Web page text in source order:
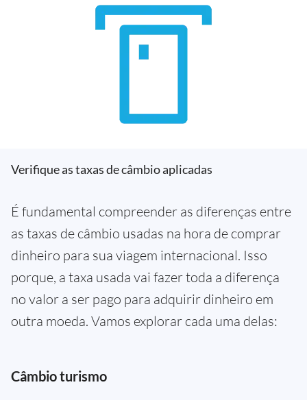
Verifique as taxas de câmbio aplicadas
É fundamental compreender as diferenças entre
as taxas de câmbio usadas na hora de comprar
dinheiro para sua viagem internacional. Isso
porque, a taxa usada vai fazer toda a diferença
no valor a ser pago para adquirir dinheiro em
outra moeda. Vamos explorar cada uma delas:
Câmbio turismo